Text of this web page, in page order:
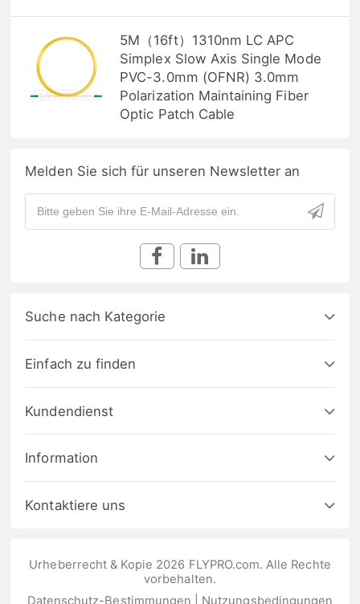
5M（16ft）1310nm LC APC
Simplex Slow Axis Single Mode
PVC-3.0mm (OFNR) 3.0mm
Polarization Maintaining Fiber
Optic Patch Cable
Melden Sie sich für unseren Newsletter an
Suche nach Kategorie
Einfach zu finden
Kundendienst
Information
Kontaktiere uns
Urheberrecht & Kopie 2026 FLYPRO.com. Alle Rechte
vorbehalten.
Datenschutz-Bestimmungen
Nutzungsbedingungen